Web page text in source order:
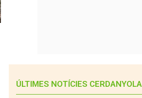
ÚLTIMES NOTÍCIES CERDANYOLA